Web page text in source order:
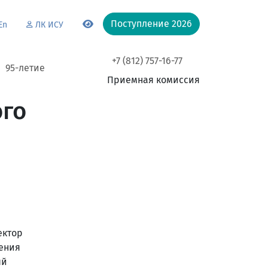
ЛК ИСУ Поступление 2026
95-летие
+7 (812) 757-16-77
Приемная комиссия